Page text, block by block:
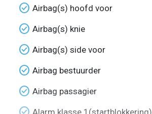
check_circle Airbag(s) hoofd voor
check_circle Airbag(s) knie
check_circle Airbag(s) side voor
check_circle Airbag bestuurder
check_circle Airbag passagier
Alarm klasse 1(startblokkering)